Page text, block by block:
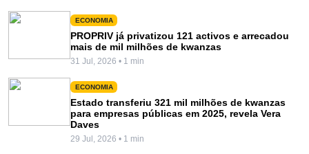
ECONOMIA
PROPRIV já privatizou 121 activos e arrecadou
mais de mil milhões de kwanzas
31 Jul, 2026 • 1 min
ECONOMIA
Estado transferiu 321 mil milhões de kwanzas
para empresas públicas em 2025, revela Vera
Daves
29 Jul, 2026 • 1 min